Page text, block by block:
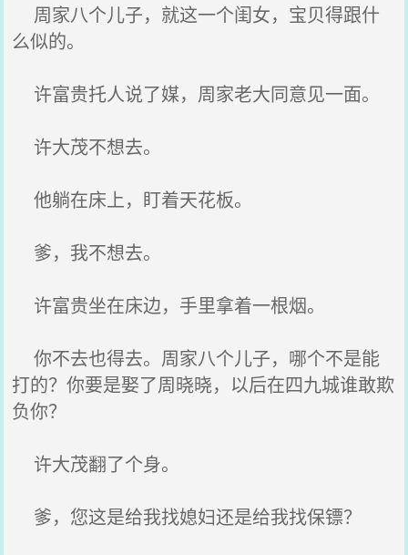
周家八个儿子，就这一个闺女，宝贝得跟什
么似的。
许富贵托人说了媒，周家老大同意见一面。
许大茂不想去。
他躺在床上，盯着天花板。
爹，我不想去。
许富贵坐在床边，手里拿着一根烟。
你不去也得去。周家八个儿子，哪个不是能
打的？你要是娶了周晓晓，以后在四九城谁敢欺
负你？
许大茂翻了个身。
爹，您这是给我找媳妇还是给我找保镖？